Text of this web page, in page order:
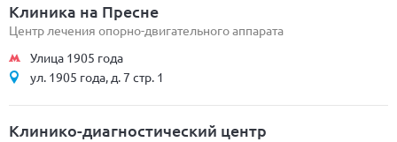
Клиника на Пресне
Центр лечения опорно-двигательного аппарата
Улица 1905 года
ул. 1905 года, д. 7 стр. 1
Клинико-диагностический центр